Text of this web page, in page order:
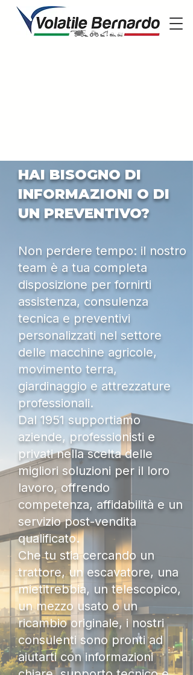
HAI BISOGNO DI
INFORMAZIONI O DI
UN PREVENTIVO?
Non perdere tempo: il nostro
team è a tua completa
disposizione per fornirti
assistenza, consulenza
tecnica e preventivi
personalizzati nel settore
delle macchine agricole,
movimento terra,
giardinaggio e attrezzature
professionali.
Dal 1951 supportiamo
aziende, professionisti e
privati nella scelta delle
migliori soluzioni per il loro
lavoro, offrendo
competenza, affidabilità e un
servizio post-vendita
qualificato.
Che tu stia cercando un
trattore, un escavatore, una
mietitrebbia, un telescopico,
un mezzo usato o un
ricambio originale, i nostri
consulenti sono pronti ad
aiutarti con informazioni